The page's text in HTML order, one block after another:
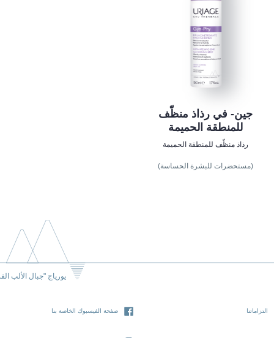
جين- في رذاذ منظّف
للمنطقة الحميمة
رذاذ منظّف للمنطقة الحميمة
(مستحضرات للبشرة الحساسة)
يورياج "جبال الألب
التزاماتنا صفحة الفيسبوك الخاصة بنا